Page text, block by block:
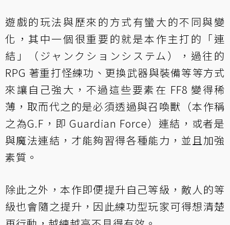
遊戲的玩法與歷來的方式有蠻大的不同與變
化，其中一個很重要的就是本作主打的「連
結」（ジャンクションシステム），過往的
RPG 著重打怪練功、更換武器與裝備等等方式
來讓自己強大，不過這些要素在 FF8 變得稀
薄，取而代之的是必須透過與召喚獸（本作稱
之為G.F，即 Guardian Force）連結，或者是
與魔法連結，才能夠習得各種能力，並且加強
素質。
除此之外，本作即便提升自己等級，敵人的等
級也會隨之提升，因此練功型玩家可得想清楚